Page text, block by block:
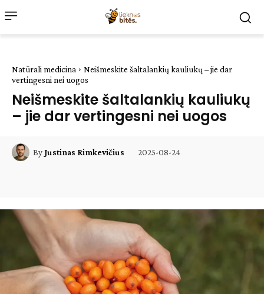
Natūrali medicina
Neišmeskite šaltalankių kauliukų – jie dar
vertingesni nei uogos
Neišmeskite šaltalankių kauliukų
– jie dar vertingesni nei uogos
ByJustinas Rimkevičius 2025-08-24